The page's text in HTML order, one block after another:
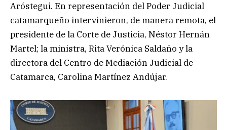
Aróstegui. En representación del Poder Judicial
catamarqueño intervinieron, de manera remota, el
presidente de la Corte de Justicia, Néstor Hernán
Martel; la ministra, Rita Verónica Saldaño y la
directora del Centro de Mediación Judicial de
Catamarca, Carolina Martínez Andújar.